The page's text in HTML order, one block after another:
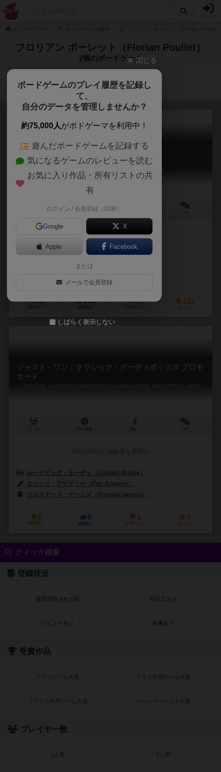
フロリアン ポーレット（Florian Poullet）
2個のボードゲーム
検索メニュー
ジャスト・ワン：新バージョン
Just One: New Version
20分前後
作品説明文の編集者を募集中
ルードビック・ルーディ（Ludovic Roudy）
フロリアン・ポーレット（Florian Poullet）
レポ プロダクション（Repos Production）
20
興味あり
140
経験あり
21 131
持ってる
ジャスト・ワン：クラシック・グーディボックス プロモ
カード
Just One: Deutscher Spielepreis Classic Goodie Box Promo Cards
ルードビック・ルーディ（Ludovic Roudy）
エリック・アザグリー（Éric Azagury）
フロステッド・ゲームズ（Frosted Games）
8
興味あり
8
経験あり
1
お気に入り
5
持ってる
クイック検索
登録状況
最近登録された順 紹介文あり
レビューあり 画像あり
受賞作品
ドイツゲーム大賞 ドイツ年間ゲーム大賞
フランス年間ゲーム大賞 ゲームマーケット大賞
プレイヤー数
1人用 2人用
閉じる
ボードゲームのプレイ履歴を記録し
て、
自分のデータを管理しませんか？
約75,000人がボドゲーマを利用中！
遊んだボードゲームを記録する
気になるゲームのレビューを読む
お気に入り作品・所有リストの共
有
ログイン / 会員登録（10秒）
Google X
Apple Facebook
または
メールで会員登録
しばらく表示しない